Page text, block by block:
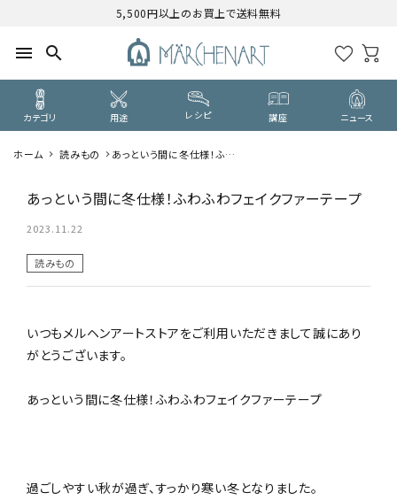
5,500円以上のお買上で送料無料
menu search
カテゴリ 用途 レシピ 講座 ニュース
CATEGORY
PURPOSE
WORKSHOP
講座
NEWS
ホーム 読みもの
あっという間に冬仕様！ふわ
あっという間に冬仕様！ふわふわフェイクファーテープ
2023.11.22
読みもの
いつもメルヘンアートストアをご利用いただきまして誠にあり
がとうございます。
あっという間に冬仕様！ふわふわフェイクファーテープ
過ごしやすい秋が過ぎ、すっかり寒い冬となりました。